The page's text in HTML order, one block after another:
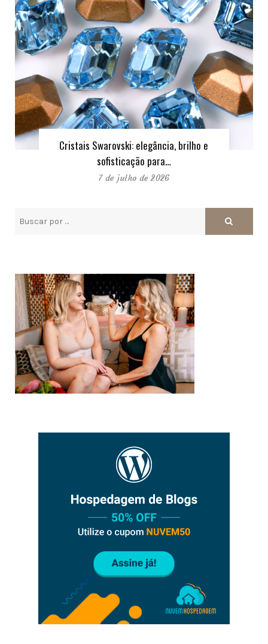
Cristais Swarovski: elegância, brilho e
sofisticação para…
7 de julho de 2026